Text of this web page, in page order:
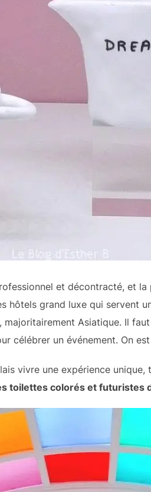
et décontracté, et
hôtels grand luxe qui servent
Asiatique. Il
célébrer un événement. On
vivre une expérience
toilettes colorés et futuristes